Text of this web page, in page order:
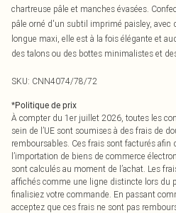
chartreuse pâle et manches évasées.
pâle orné d'un subtil imprimé paisley, avec
longue maxi, elle est à la fois élégante et
des talons ou des bottes minimalistes et
SKU: CNN4074/78/72
*Politique de prix
À compter du 1er juillet 2026, toutes les
sein de l’UE sont soumises à des frais de
remboursables. Ces frais sont facturés afin
l’importation de biens de commerce
sont calculés au moment de l’achat. Les
affichés comme une ligne distincte lors du
finalisiez votre commande. En passant
acceptez que ces frais ne sont pas